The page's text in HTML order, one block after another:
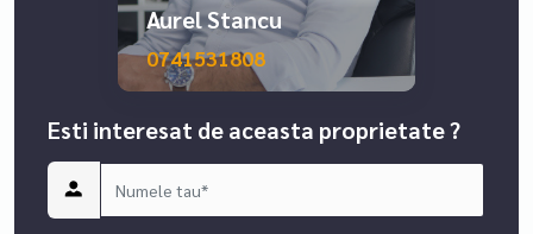
Aurel Stancu
0741531808
Esti interesat de aceasta proprietate ?